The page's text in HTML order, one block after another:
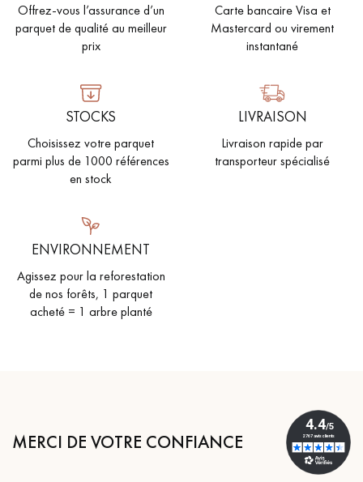
Offrez-vous l’assurance d’un
parquet de qualité au meilleur
prix
Carte bancaire Visa et
Mastercard ou virement
instantané
STOCKS
Choisissez votre parquet
parmi plus de 1000 références
en stock
LIVRAISON
Livraison rapide par
transporteur spécialisé
ENVIRONNEMENT
Agissez pour la reforestation
de nos forêts, 1 parquet
acheté = 1 arbre planté
MERCI DE VOTRE CONFIANCE